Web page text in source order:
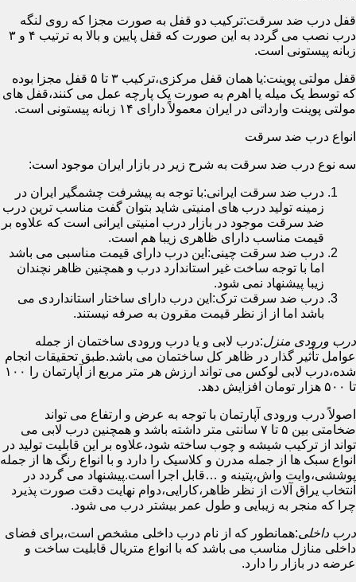
قفل درب ضد سرقت:ترکیب دو قفل به صورت مجزا که روی لنگه
درب نصب می گردد به این صورت که قفل پایین و بالا به ترتیب ۴ و ۳
زبانه پیستونی است.
قفل مولتی پوینت:یا همان قفل مرکزی،ترکیب ۳ تا ۵ قفل مجزا بوده
که توسط یک میله یا اهرم به صورت یک پارچه عمل می کنند،قفل های
مولتی پوینت وارداتی در ایران معمولاً دارای ۱۴ زبانه پیستونی است.
انواع درب ضد سرقت
سه نوع درب ضد سرقت به شرح زیر در بازار ایران موجود است:
درب ضد سرقت ایرانی:با توجه به پیشرفت چشمگیر ایران در
زمینه تولید درب های امنیتی شاید بتوان گفت مناسب ترین درب
ضد سرقت موجود در بازار درب امنیتی ایرانی است که علاوه بر
قیمت مناسب دارای ظاهری زیبا هم است.
درب ضد سرقت چینی:این درب دارای قیمت مناسبی می باشد
اما با توجه ساخت غیر استاندارد درب و همچنین ظاهر نچندان
زیبا پیشنهاد نمی شود.
درب ضد سرقت ترک:این درب دارای ساختار استانداردی می
باشد اما از از نظر قیمت مقرون به صرفه نیستند.
درب ورودی منزل:درب لابی و یا درب ورودی ساختمان از جمله
عوامل تأثیر گذار در ظاهر کل ساختمان می باشد.طبق تحقیقات انجام
شده،درب لابی لوکس می تواند ارزش هر متر مربع از آپارتمان را ۱۰۰
تا ۵۰۰ هزار تومان افزایش دهد.
اصولاً درب ورودی آپارتمان با توجه به عرض و ارتفاع می تواند
ضخامتی بین ۵ تا ۷ سانتی متر داشته باشد و همچنین درب لابی می
تواند از ترکیب شیشه و چوب ساخته شود،علاوه بر این قابلیت تولید در
انواع سبک ها از جمله مدرن و کلاسیک را دارد و با انواع رنگ ها از جمله
پوششی،وایت واش،پتینه و …قابل اجرا است.پیشنهاد می گردد در
انتخاب یراق آلات از نظر ظاهر،کارایی،دوام نهایت دقت صورت پذیرد
چرا که منجر به زیبایی و طول عمر بیشتر درب می شود.
درب داخلی:همانطور که از نام درب داخلی مشخص است،برای فضای
داخلی منازل مناسب می باشد که با انواع متریال قابلیت ساخت و
عرضه در بازار را دارد.